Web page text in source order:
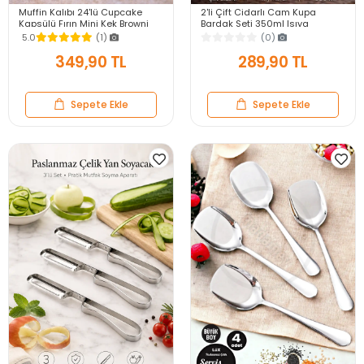
Muffin Kalıbı 24'lü Cupcake
Kapsülü Fırın Mini Kek Browni
Kekstra Kurabiye Kalıbı Muffin
Baking Pan
5.0 (1)
349,90 TL
Sepete Ekle
2'li Çift Cidarlı Cam Kupa
Bardak Seti 350ml Isıya
Dayanıklı Espresso Sunum
Kulplu Kahve Bardağı
(0)
289,90 TL
Sepete Ekle